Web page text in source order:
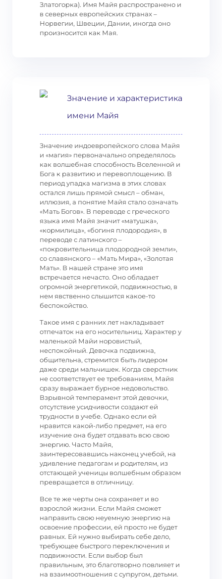
Златогорка). Имя Майя распространено и
в северных европейских странах –
Норвегии, Швеции, Дании, иногда оно
произносится как Мая.
Значение и характеристика
имени Майя
Значение индоевропейского слова Майя
и «магия» первоначально определялось
как волшебная способность Вселенной и
Бога к развитию и перевоплощению. В
период упадка магизма в этих словах
остался лишь прямой смысл – обман,
иллюзия, а понятие Майя стало означать
«Мать Богов». В переводе с греческого
языка имя Майя значит «матушка»,
«кормилица», «богиня плодородия», в
переводе с латинского –
«покровительница плодородной земли»,
со славянского – «Мать Мира», «Золотая
Мать». В нашей стране это имя
встречается нечасто. Оно обладает
огромной энергетикой, подвижностью, в
нем явственно слышится какое-то
беспокойство.
Такое имя с ранних лет накладывает
отпечаток на его носительниц. Характер у
маленькой Майи норовистый,
неспокойный. Девочка подвижна,
общительна, стремится быть лидером
даже среди мальчишек. Когда сверстник
не соответствует ее требованиям, Майя
сразу выражает бурное недовольство.
Взрывной темперамент этой девочки,
отсутствие усидчивости создают ей
трудности в учебе. Однако если ей
нравится какой-либо предмет, на его
изучение она будет отдавать всю свою
энергию. Часто Майя,
заинтересовавшись наконец учебой, на
удивление педагогам и родителям, из
отстающей ученицы волшебным образом
превращается в отличницу.
Все те же черты она сохраняет и во
взрослой жизни. Если Майя сможет
направить свою неуемную энергию на
освоение профессии, ей просто не будет
равных. Ей нужно выбирать себе дело,
требующее быстрого переключения и
подвижности. Если выбор был
правильным, это благотворно повлияет и
на взаимоотношения с супругом, детьми.